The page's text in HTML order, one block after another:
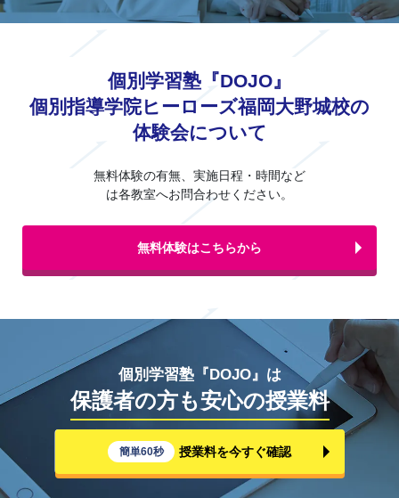
個別学習塾『DOJO』
個別指導学院ヒーローズ福岡大野城校の
体験会について
無料体験の有無、実施日程・時間など
は各教室へお問合わせください。
無料体験はこちらから
個別学習塾『DOJO』は
保護者の方も安心の授業料
簡単60秒 授業料を今すぐ確認